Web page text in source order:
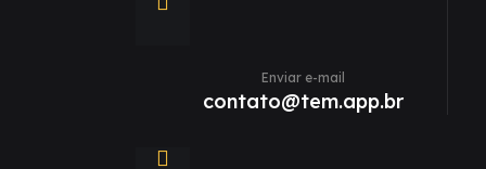
Enviar e-mail
contato@tem.app.br